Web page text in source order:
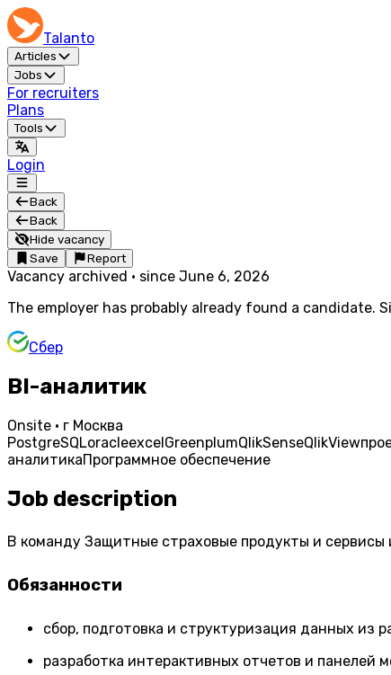
Talanto
Articles
Jobs
For recruiters
Plans
Tools
Login
Back
Back
Hide vacancy
Save
Report
Vacancy archived · since June 6, 2026
The employer has probably already found a candidate.
Сбер
BI-аналитик
Onsite · г Москва
PostgreSQLoracleexcelGreenplumQlikSenseQlikView
аналитикаПрограммное обеспечение
Job description
В команду Защитные страховые продукты и
Обязанности
сбор, подготовка и структуризация данных из
разработка интерактивных отчетов и панелей